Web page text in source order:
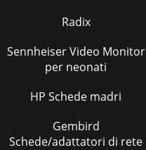
Radix
Sennheiser Video Monitor
per neonati
HP Schede madri
Gembird
Schede/adattatori di rete